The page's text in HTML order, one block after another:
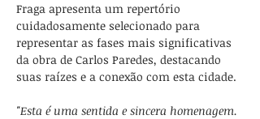
Fraga apresenta um repertório
cuidadosamente selecionado para
representar as fases mais significativas
da obra de Carlos Paredes, destacando
suas raízes e a conexão com esta cidade.
"Esta é uma sentida e sincera homenagem.